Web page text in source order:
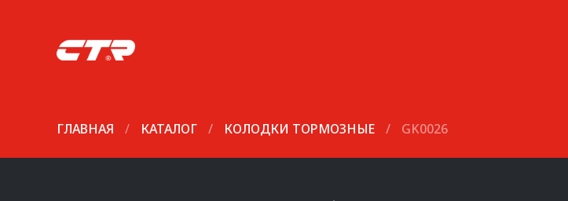
ГЛАВНАЯ / КАТАЛОГ / КОЛОДКИ ТОРМОЗНЫЕ / GK0026